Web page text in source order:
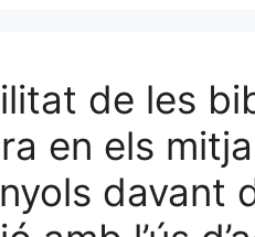
de les
en els
davant